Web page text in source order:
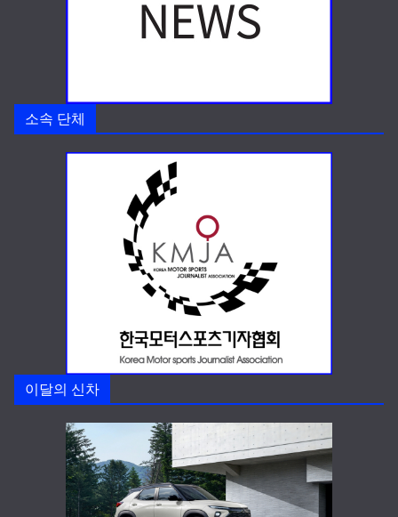
소속 단체
이달의 신차